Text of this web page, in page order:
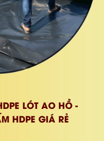
LÓT AO HỒ -
HDPE GIÁ RẺ